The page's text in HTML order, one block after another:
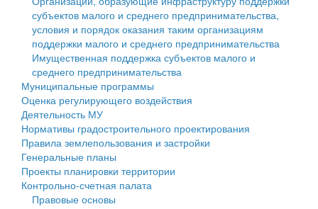
Оценка регулирующего воздействия
Деятельность МУ
Нормативы градостроительного проектирования
Правила землепользования и застройки
Генеральные планы
Проекты планировки территории
Собрание депутатов
субъектов малого и среднего предпринимательства,
условия и порядок оказания таким организациям
поддержки малого и среднего предпринимательства
Имущественная поддержка субъектов малого и
среднего предпринимательства
Муниципальные программы
Оценка регулирующего воздействия
Деятельность МУ
Нормативы градостроительного проектирования
Правила землепользования и застройки
Генеральные планы
Проекты планировки территории
Контрольно-счетная палата
Правовые основы